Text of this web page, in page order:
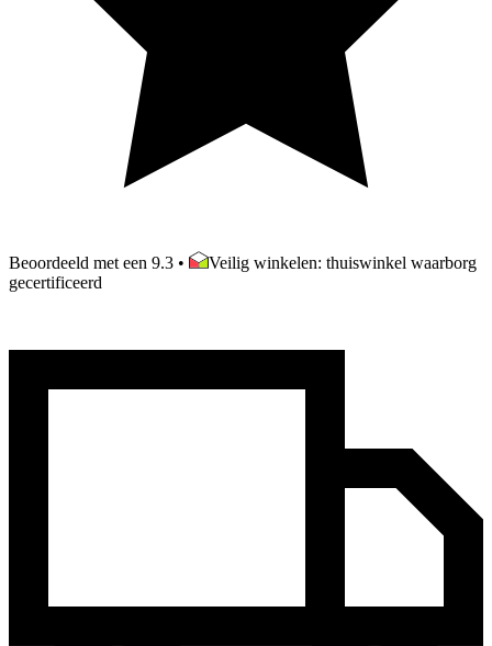
Beoordeeld met een 9.3 •
Veilig winkelen: thuiswinkel waarborg
gecertificeerd